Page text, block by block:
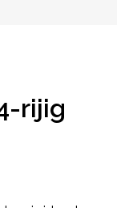
rijig